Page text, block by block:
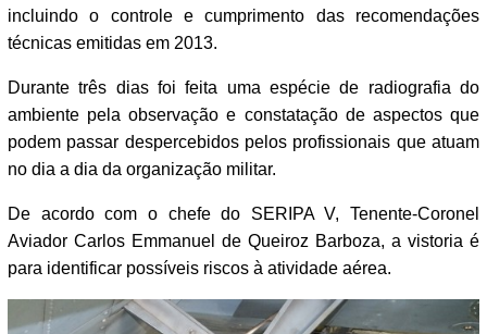
incluindo o controle e cumprimento das recomendações
técnicas emitidas em 2013.
Durante três dias foi feita uma espécie de radiografia do
ambiente pela observação e constatação de aspectos que
podem passar despercebidos pelos profissionais que atuam
no dia a dia da organização militar.
De acordo com o chefe do SERIPA V, Tenente-Coronel
Aviador Carlos Emmanuel de Queiroz Barboza, a vistoria é
para identificar possíveis riscos à atividade aérea.